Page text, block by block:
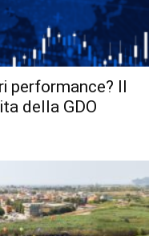
performance? Il
della GDO